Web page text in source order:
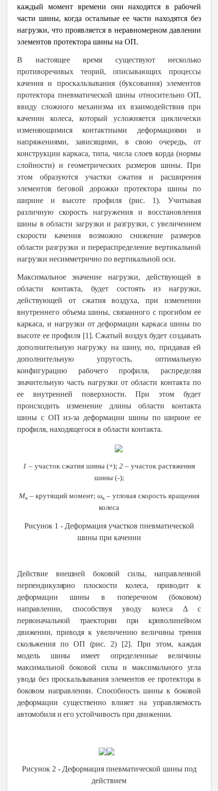
каждый момент времени они находятся в рабочей
части шины, когда остальные ее части находятся без
нагрузки, что проявляется в неравномерном давлении
элементов протектора шины на ОП.
В настоящее время существуют несколько
противоречивых теорий, описывающих процессы
качения и проскальзывания (буксования) элементов
протектора пневматической шины относительно ОП,
ввиду сложного механизма их взаимодействия при
качении колеса, который усложняется циклически
изменяющимися контактными деформациями и
напряжениями, зависящими, в свою очередь, от
конструкции каркаса, типа, числа слоев корда (нормы
слойности) и геометрических размеров шины. При
этом образуются участки сжатия и расширения
элементов беговой дорожки протектора шины по
ширине и высоте профиля (рис. 1). Учитывая
различную скорость нагружения и восстановления
шины в области загрузки и разгрузки, с увеличением
скорости качения возможно снижение размеров
области разгрузки и перераспределение вертикальной
нагрузки несимметрично по вертикальной оси.
Максимальное значение нагрузки, действующей в
области контакта, будет состоять из нагрузки,
действующей от сжатия воздуха, при изменении
внутреннего объема шины, связанного с прогибом ее
каркаса, и нагрузки от деформации каркаса шины по
высоте ее профиля [1]. Сжатый воздух будет создавать
дополнительную нагрузку на шину, но, придавая ей
дополнительную упругость, оптимальную
конфигурацию рабочего профиля, распределяя
значительную часть нагрузки от области контакта по
ее внутренней поверхности. При этом будет
происходить изменение длины области контакта
шины с ОП из-за деформации шины по ширине ее
профиля, находящегося в области контакта.
1 – участок сжатия шины (+); 2 – участок растяжения
шины (-);
Мк– крутящий момент; ωк– угловая скорость вращения
колеса
Рисунок 1 -Деформация участков пневматической
шины при качении
Действие внешней боковой силы, направленной
перпендикулярно плоскости колеса, приводит к
деформации шины в поперечном (боковом)
направлении, способствуя уводу колеса Δ с
первоначальной траектории при криволинейном
движении, приводя к увеличению величины трения
скольжения по ОП (рис. 2) [2]. При этом, каждая
модель шины имеет определенные величины
максимальной боковой силы и максимального угла
увода без проскальзывания элементов ее протектора в
боковом направлении. Способность шины к боковой
деформации существенно влияет на управляемость
автомобиля и его устойчивость при движении.
Рисунок 2 -Деформация пневматической шины под
действием